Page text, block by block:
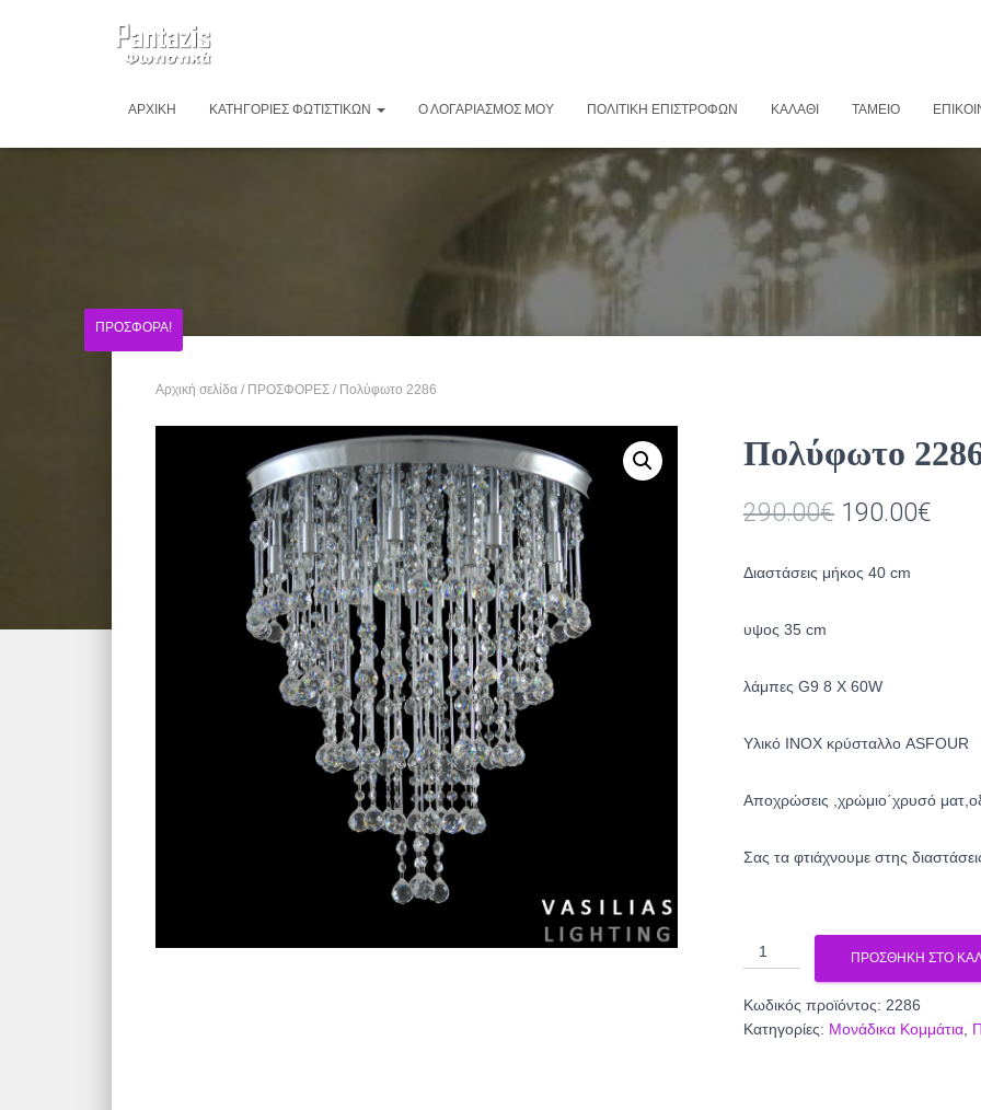
ΑΡΧΙΚΉ ΚΑΤΗΓΟΡΊΕΣ ΦΩΤΙΣΤΙΚΏΝ Ο ΛΟΓΑΡΙΑΣΜΌΣ ΜΟΥ ΠΟΛΙΤΙΚΉ ΕΠΙΣΤΡΟΦΏΝ ΚΑΛΆΘΙ ΤΑΜΕΊΟ
Αρχική σελίδα / ΠΡΟΣΦΟΡΕΣ / Πολύφωτο 2286
ΠΡΟΣΦΟΡΆ!
Πολύφωτο
290.00€ Original
190.00€
Διαστάσεις μήκος 40 cm
υψος 35 cm
λάμπες G9 8 X 60W
Υλικό INOX κρύσταλλο ASFOUR
Αποχρώσεις ,χρώμιο΄χρυσό
Σας τα φτιάχνουμε στης
Πολύφωτο
2286
ΠΡΟΣΘΉΚΗ ΣΤΟ
Κωδικός προϊόντος: 2286
Κατηγορίες: Μονάδικα Κομμάτια,